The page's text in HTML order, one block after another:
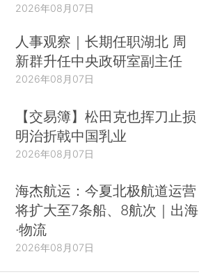
2026年08月07日
人事观察｜长期任职湖北 周
新群升任中央政研室副主任
2026年08月07日
【交易簿】松田克也挥刀止损
明治折戟中国乳业
2026年08月07日
海杰航运：今夏北极航道运营
将扩大至7条船、8航次｜出海
·物流
2026年08月07日